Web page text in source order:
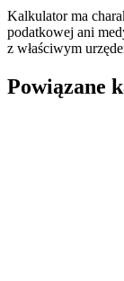
Kalkulator ma
podatkowej ani
z właściwym
Powiązane